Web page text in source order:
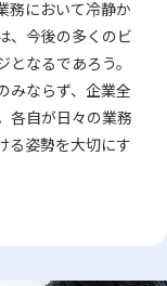
務において冷静か
、今後の多くのビ
なるであろう。
みならず、企業全
各自が日々の業務
る姿勢を大切にす